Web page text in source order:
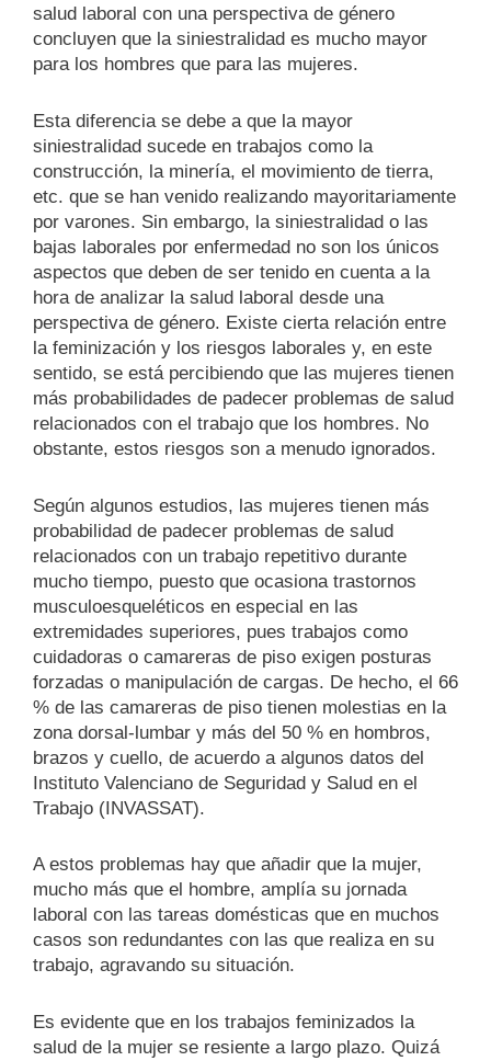
salud laboral con una perspectiva de género
concluyen que la siniestralidad es mucho mayor
para los hombres que para las mujeres.
Esta diferencia se debe a que la mayor
siniestralidad sucede en trabajos como la
construcción, la minería, el movimiento de tierra,
etc. que se han venido realizando mayoritariamente
por varones. Sin embargo, la siniestralidad o las
bajas laborales por enfermedad no son los únicos
aspectos que deben de ser tenido en cuenta a la
hora de analizar la salud laboral desde una
perspectiva de género. Existe cierta relación entre
la feminización y los riesgos laborales y, en este
sentido, se está percibiendo que las mujeres tienen
más probabilidades de padecer problemas de salud
relacionados con el trabajo que los hombres. No
obstante, estos riesgos son a menudo ignorados.
Según algunos estudios, las mujeres tienen más
probabilidad de padecer problemas de salud
relacionados con un trabajo repetitivo durante
mucho tiempo, puesto que ocasiona trastornos
musculoesqueléticos en especial en las
extremidades superiores, pues trabajos como
cuidadoras o camareras de piso exigen posturas
forzadas o manipulación de cargas. De hecho, el 66
% de las camareras de piso tienen molestias en la
zona dorsal-lumbar y más del 50 % en hombros,
brazos y cuello, de acuerdo a algunos datos del
Instituto Valenciano de Seguridad y Salud en el
Trabajo (INVASSAT).
A estos problemas hay que añadir que la mujer,
mucho más que el hombre, amplía su jornada
laboral con las tareas domésticas que en muchos
casos son redundantes con las que realiza en su
trabajo, agravando su situación.
Es evidente que en los trabajos feminizados la
salud de la mujer se resiente a largo plazo. Quizá